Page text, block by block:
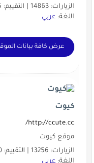
الزيارات: 14863 | التقييم: 5 | المقيّمين: 3 | الدولة:
اللغة: عربي
عرض كافة بيانات
كيوت
http://ccute.cc/
موقع كيوت
الزيارات: 13256 | التقييم: 0 | المقيّمين: 0 | الدولة:
اللغة: عربي